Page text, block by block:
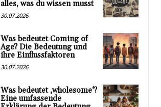
alles, was du wissen musst
30.07.2026
Was bedeutet Coming of
Age? Die Bedeutung und
ihre Einflussfaktoren
30.07.2026
Was bedeutet ‚wholesome‘?
Eine umfassende